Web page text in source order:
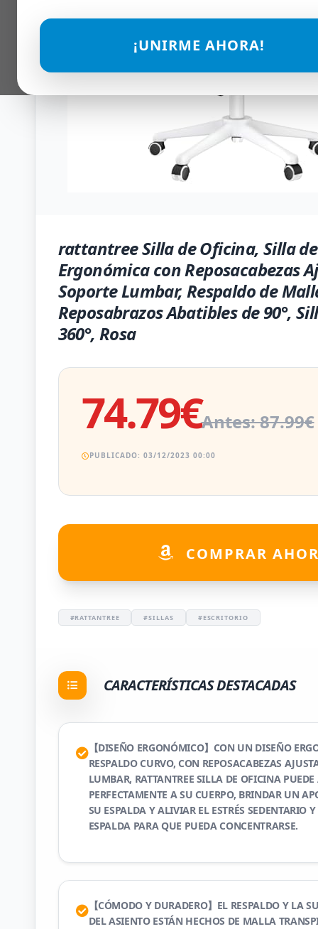
¡UNIRME AHORA!
rattantree Silla de Oficina, Silla
Ergonómica con Reposacabezas
Soporte Lumbar, Respaldo de
Reposabrazos Abatibles de 90°,
360°, Rosa
74.79€Antes: 87.99€
PUBLICADO: 03/12/2023 00:00
COMPRAR
#RATTANTREE #SILLAS #ESCRITORIO
CARACTERÍSTICAS DESTACADAS
【DISEÑO ERGONÓMICO】CON UN DISEÑO
RESPALDO CURVO, CON REPOSACABEZAS
LUMBAR, RATTANTREE SILLA DE OFICINA PUEDE
PERFECTAMENTE A SU CUERPO, BRINDAR UN
SU ESPALDA Y ALIVIAR EL ESTRÉS SEDENTARIO
ESPALDA PARA QUE PUEDA CONCENTRARSE.
【CÓMODO Y DURADERO】EL RESPALDO Y LA
DEL ASIENTO ESTÁN HECHOS DE MALLA